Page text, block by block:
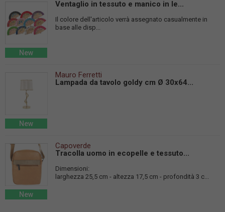
New
Ventaglio in tessuto e manico in le...
Il colore dell'articolo verrà assegnato casualmente in
base alle disp...
New
Mauro Ferretti
Lampada da tavolo goldy cm Ø 30x64...
New
Capoverde
Tracolla uomo in ecopelle e tessuto...
Dimensioni:
larghezza 25,5 cm - altezza 17,5 cm - profondità 3 c...